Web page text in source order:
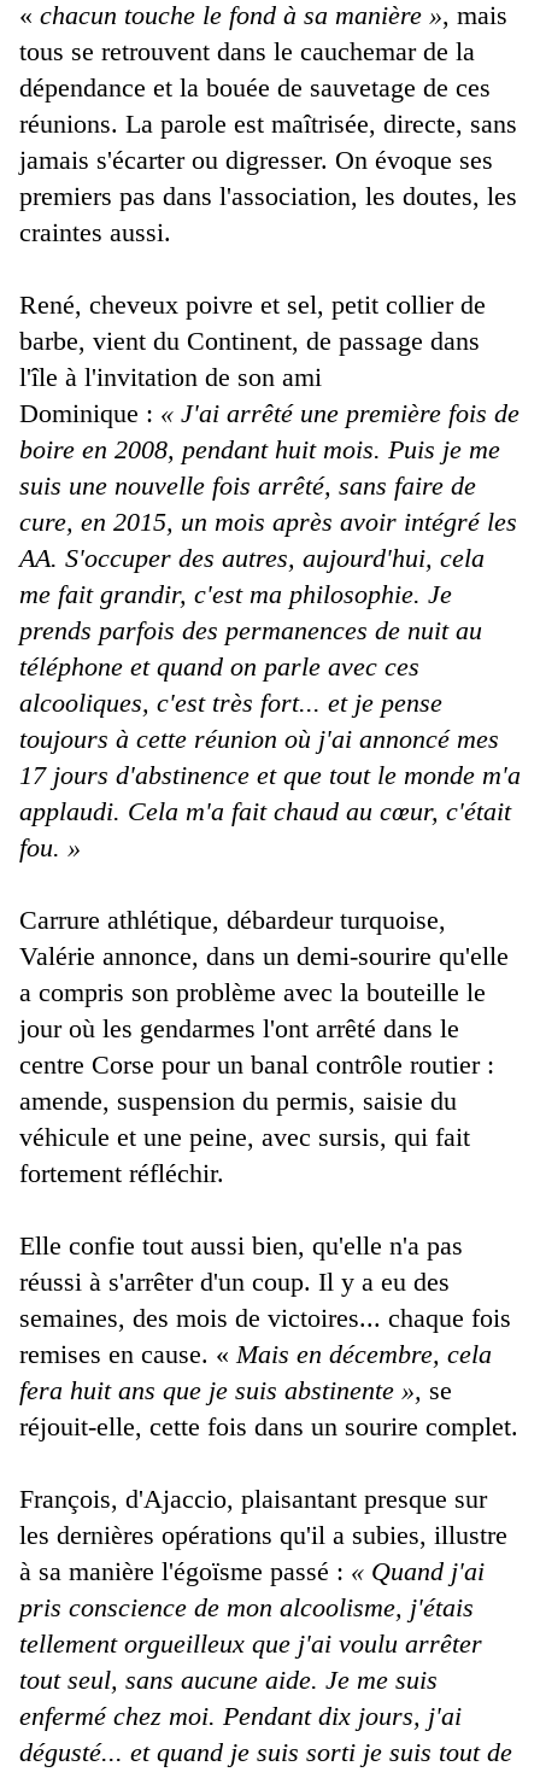
« chacun touche le fond à sa manière », mais
tous se retrouvent dans le cauchemar de la
dépendance et la bouée de sauvetage de ces
réunions. La parole est maîtrisée, directe, sans
jamais s'écarter ou digresser. On évoque ses
premiers pas dans l'association, les doutes, les
craintes aussi.
René, cheveux poivre et sel, petit collier de
barbe, vient du Continent, de passage dans
l'île à l'invitation de son ami
Dominique : « J'ai arrêté une première fois de
boire en 2008, pendant huit mois. Puis je me
suis une nouvelle fois arrêté, sans faire de
cure, en 2015, un mois après avoir intégré les
AA. S'occuper des autres, aujourd'hui, cela
me fait grandir, c'est ma philosophie. Je
prends parfois des permanences de nuit au
téléphone et quand on parle avec ces
alcooliques, c'est très fort... et je pense
toujours à cette réunion où j'ai annoncé mes
17 jours d'abstinence et que tout le monde m'a
applaudi. Cela m'a fait chaud au cœur, c'était
fou. »
Carrure athlétique, débardeur turquoise,
Valérie annonce, dans un demi-sourire qu'elle
a compris son problème avec la bouteille le
jour où les gendarmes l'ont arrêté dans le
centre Corse pour un banal contrôle routier :
amende, suspension du permis, saisie du
véhicule et une peine, avec sursis, qui fait
fortement réfléchir.
Elle confie tout aussi bien, qu'elle n'a pas
réussi à s'arrêter d'un coup. Il y a eu des
semaines, des mois de victoires... chaque fois
remises en cause. «Mais en décembre, cela
fera huit ans que je suis abstinente », se
réjouit-elle, cette fois dans un sourire complet.
François, d'Ajaccio, plaisantant presque sur
les dernières opérations qu'il a subies, illustre
à sa manière l'égoïsme passé : « Quand j'ai
pris conscience de mon alcoolisme, j'étais
tellement orgueilleux que j'ai voulu arrêter
tout seul, sans aucune aide. Je me suis
enfermé chez moi. Pendant dix jours, j'ai
dégusté... et quand je suis sorti je suis tout de